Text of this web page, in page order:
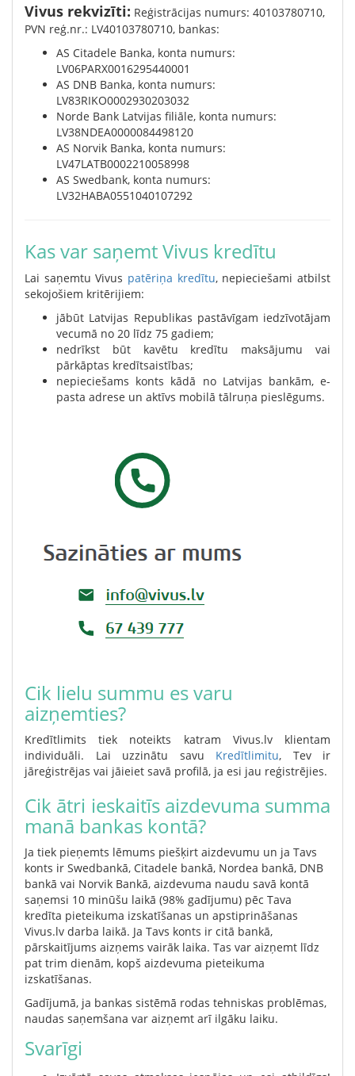
Vivus rekvizīti: Reģistrācijas numurs: 40103780710,
PVN reģ.nr.: LV40103780710, bankas:
AS Citadele Banka, konta numurs:
LV06PARX0016295440001
AS DNB Banka, konta numurs:
LV83RIKO0002930203032
Norde Bank Latvijas filiāle, konta numurs:
LV38NDEA0000084498120
AS Norvik Banka, konta numurs:
LV47LATB0002210058998
AS Swedbank, konta numurs:
LV32HABA0551040107292
Kas var saņemt Vivus kredītu
Lai saņemtu Vivus patēriņa kredītu, nepieciešami atbilst
sekojošiem kritērijiem:
jābūt Latvijas Republikas pastāvīgam iedzīvotājam
vecumā no 20 līdz 75 gadiem;
nedrīkst būt kavētu kredītu maksājumu vai
pārkāptas kredītsaistības;
nepieciešams konts kādā no Latvijas bankām, e-
pasta adrese un aktīvs mobilā tālruņa pieslēgums.
Cik lielu summu es varu
aizņemties?
Kredītlimits tiek noteikts katram Vivus.lv klientam
individuāli. Lai uzzinātu savu Kredītlimitu, Tev ir
jāreģistrējas vai jāieiet savā profilā, ja esi jau reģistrējies.
Cik ātri ieskaitīs aizdevuma summa
manā bankas kontā?
Ja tiek pieņemts lēmums piešķirt aizdevumu un ja Tavs
konts ir Swedbankā, Citadele bankā, Nordea bankā, DNB
bankā vai Norvik Bankā, aizdevuma naudu savā kontā
saņemsi 10 minūšu laikā (98% gadījumu) pēc Tava
kredīta pieteikuma izskatīšanas un apstiprināšanas
Vivus.lv darba laikā. Ja Tavs konts ir citā bankā,
pārskaitījums aizņems vairāk laika. Tas var aizņemt līdz
pat trim dienām, kopš aizdevuma pieteikuma
izskatīšanas.
Gadījumā, ja bankas sistēmā rodas tehniskas problēmas,
naudas saņemšana var aizņemt arī ilgāku laiku.
Svarīgi